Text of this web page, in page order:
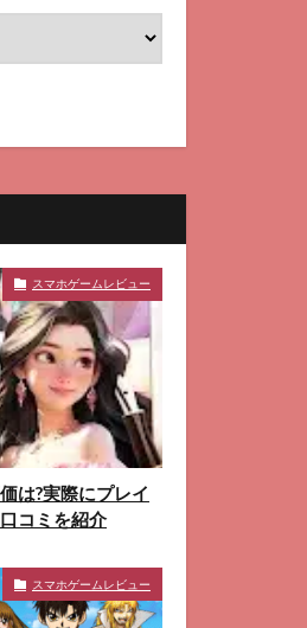
スマホゲームレビュー
は?実際にプレイ
コミを紹介
スマホゲームレビュー